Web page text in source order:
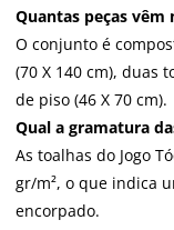
Quantas peças vêm
O conjunto é
(70 X 140 cm), duas
de piso (46 X 70 cm).
Qual a gramatura
As toalhas do Jogo
gr/m², o que indica
encorpado.